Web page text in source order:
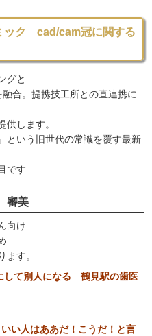
ック cad/cam冠に関する
グと
合。提携技工所との直連携に
供します。
という旧世代の常識を覆す最新
です
審美
向け
ます。
て別人になる 鶴見駅の歯医
い人はああだ！こうだ！と言